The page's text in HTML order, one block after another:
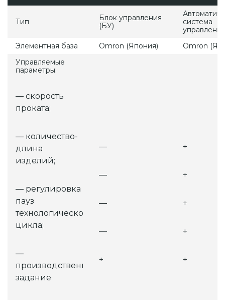
Тип
Блок управления
(БУ)
система
Элементная база
Omron (Япония)
Omron
Управляемые
параметры:
— скорость
проката;
— количество-
длина
изделий;
— регулировка
пауз
технологического
цикла;
—
производственное
задание
—
—
—
—
+
+
+
+
+
+